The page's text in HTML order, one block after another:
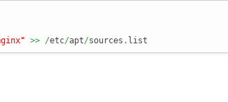
>> /etc/apt/sources . list